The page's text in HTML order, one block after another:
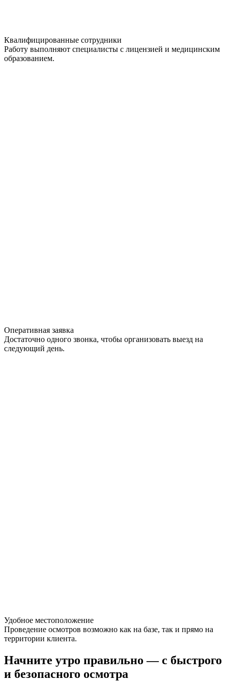
Квалифицированные сотрудники
Работу выполняют специалисты с лицензией и медицинским
образованием.
Оперативная заявка
Достаточно одного звонка, чтобы организовать выезд на
следующий день.
Удобное местоположение
Проведение осмотров возможно как на базе, так и прямо на
территории клиента.
Начните утро правильно — с быстрого
и безопасного осмотра